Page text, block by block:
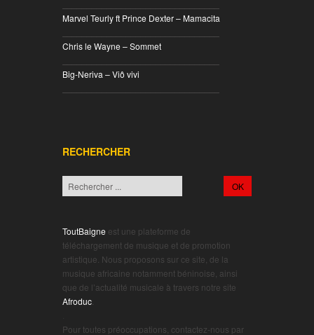
Marvel Teurly ft Prince Dexter – Mamacita
Chris le Wayne – Sommet
Big-Neriva – Viô vivi
RECHERCHER
ToutBaigne est une plateforme de
téléchargement de musique et de promotion
artistique. Nous proposons sur ce site, de la
musique africaine notamment béninoise, ainsi
que de l’actualité musicale à travers notre site
Afroduc
Pour toutes préoccupations, contactez-nous par